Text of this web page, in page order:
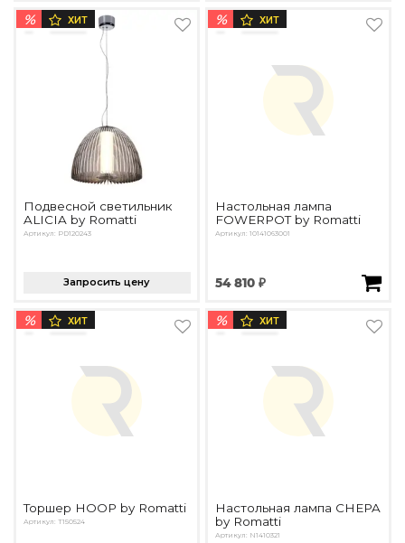
% ХИТ
Подвесной светильник
ALICIA by Romatti
Артикул: PD120243
Запросить цену
% ХИТ
Настольная лампа
FOWERPOT by Romatti
Артикул: 10141063001
54 810 ₽
% ХИТ
Торшер HOOP by Romatti
Артикул: T150524
% ХИТ
Настольная лампа CHEPA
by Romatti
Артикул: N1410321